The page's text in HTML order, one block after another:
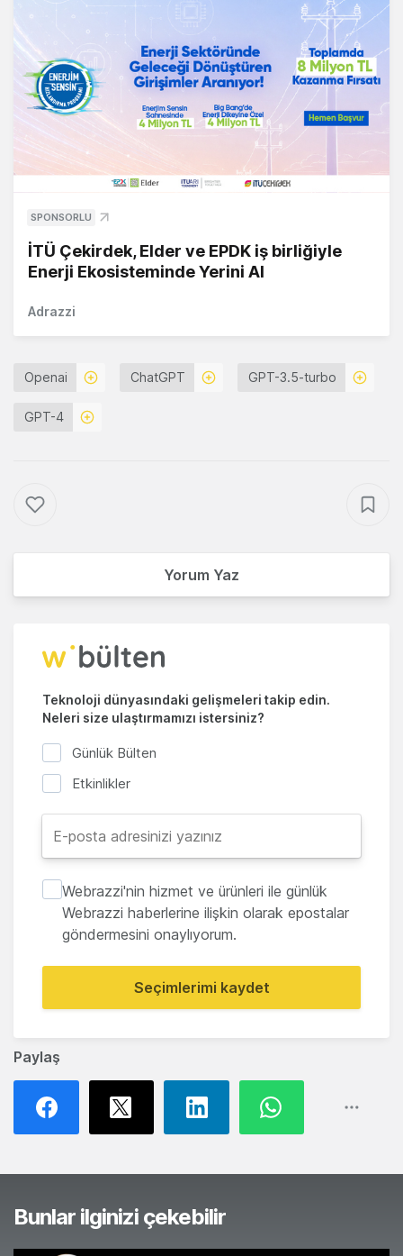
Paylaş
SPONSORLU
İTÜ Çekirdek, Elder ve EPDK iş birliğiyle
Enerji Ekosisteminde Yerini Al
Adrazzi
Openai ChatGPT GPT-3.5-turbo
GPT-4
Yorum Yaz
Teknoloji dünyasındaki gelişmeleri takip edin.
Neleri size ulaştırmamızı istersiniz?
Günlük Bülten
Etkinlikler
Webrazzi'nin hizmet ve ürünleri ile günlük
Webrazzi haberlerine ilişkin olarak epostalar
göndermesini onaylıyorum.
Seçimlerimi kaydet
Bunlar ilginizi çekebilir